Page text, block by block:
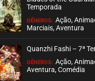
EPISÓDIO 38
Temporada
GÊNEROS: Ação,
Marciais, Aventura
Quanzhi Fashi – 7ª
GÊNEROS: Ação,
Aventura, Comédia